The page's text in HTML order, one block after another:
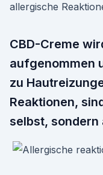
allergische
CBD-Creme
aufgenommen
zu
Reaktionen,
selbst,